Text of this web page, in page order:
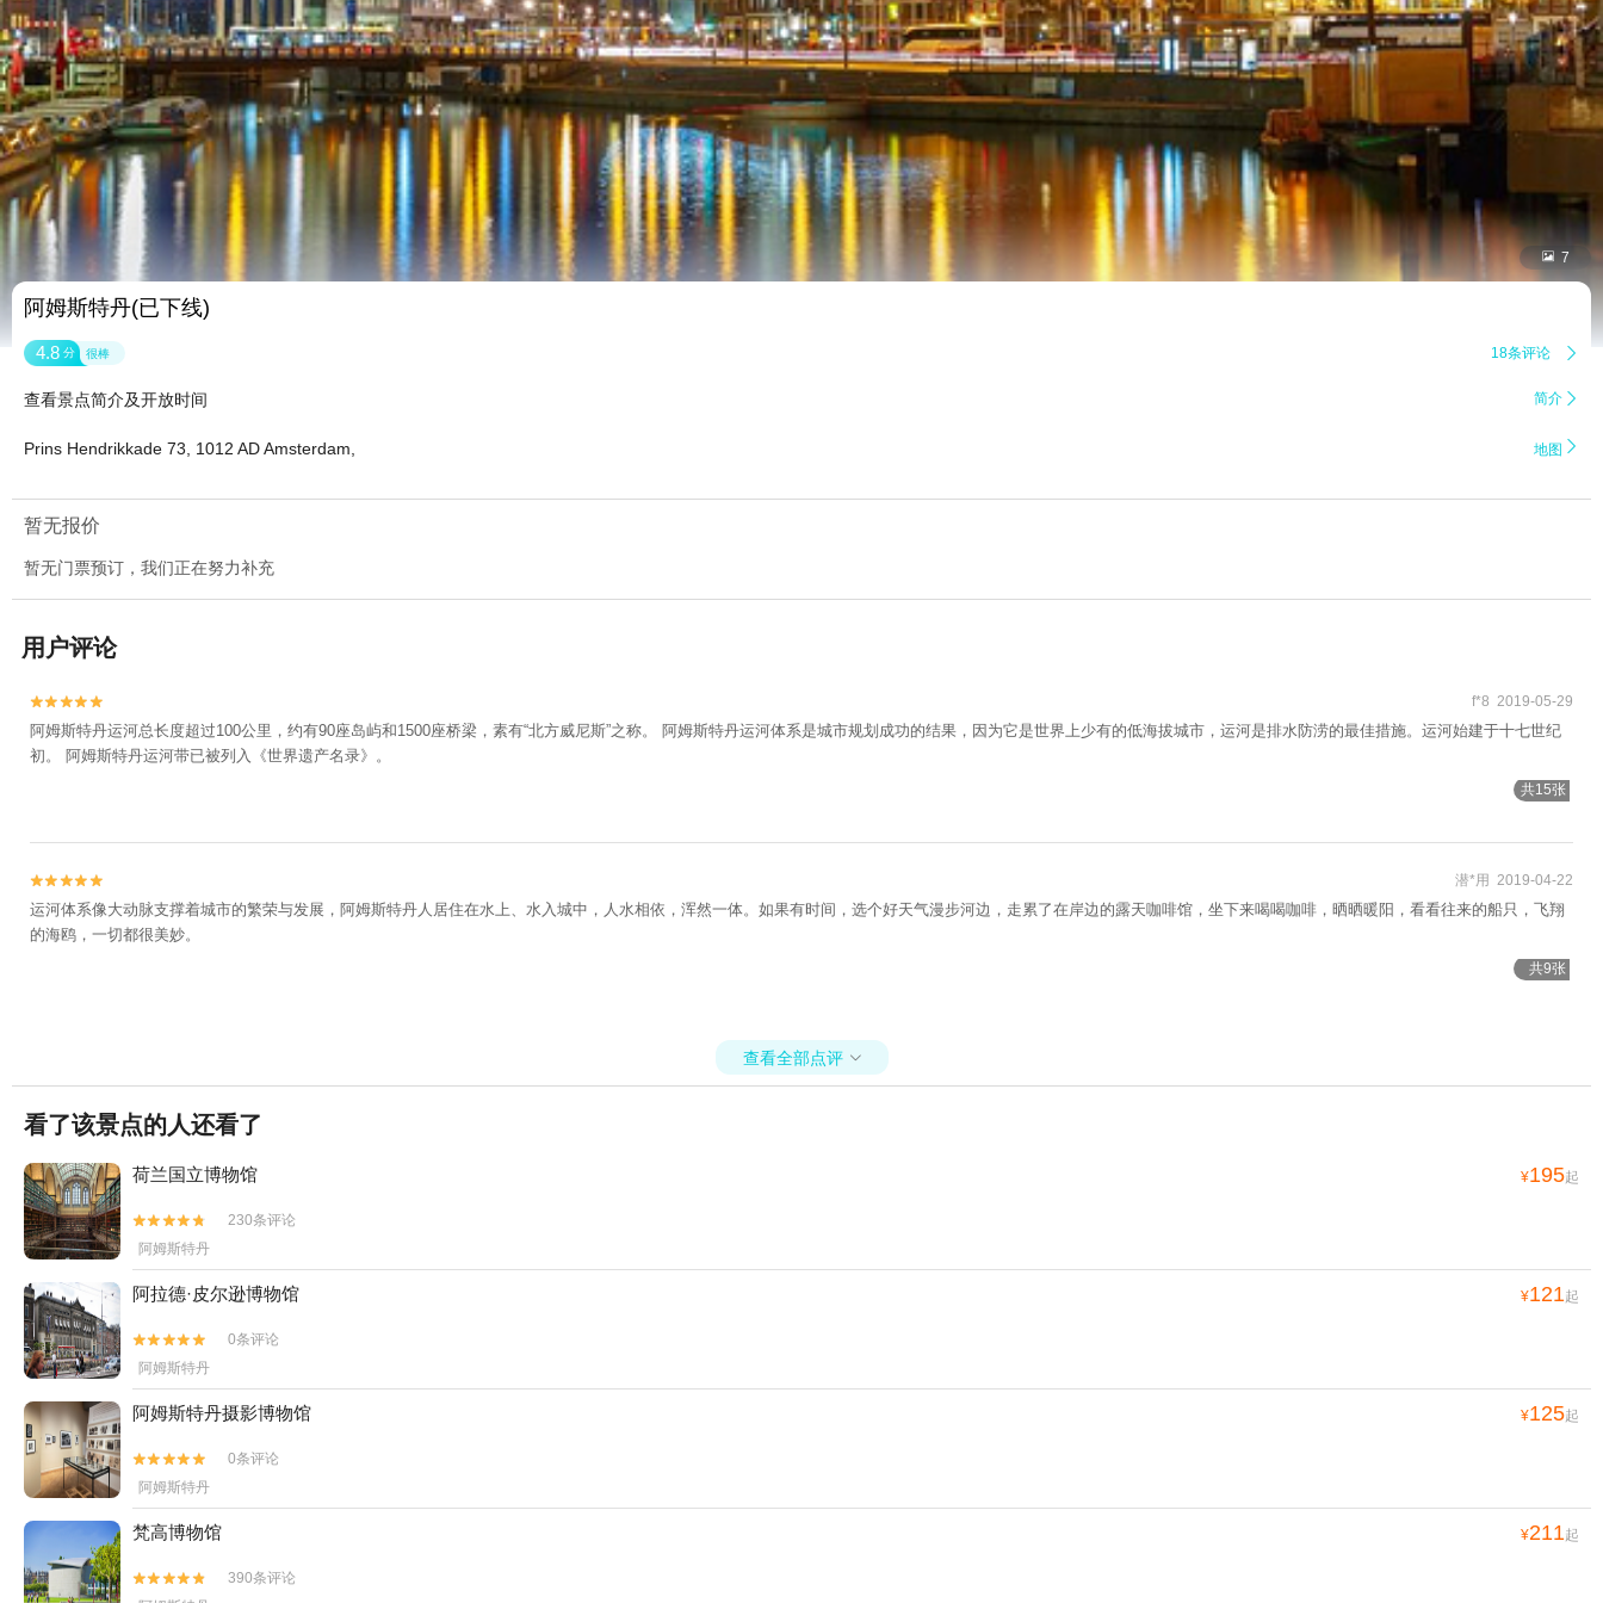
 7
阿姆斯特丹(已下线)
4.8 分 很棒 18条评论 
查看景点简介及开放时间 简介 
Prins Hendrikkade 73, 1012 AD Amsterdam, 地图 
暂无报价
暂无门票预订，我们正在努力补充
用户评论

 f*8 2019-05-29
阿姆斯特丹运河总长度超过100公里，约有90座岛屿和1500座桥梁，素有“北方威尼斯”之称。 阿姆斯特丹运河体系是城市规划成功的结果，因为它是世界上少有的低海拔城市，运河是排水防涝的最佳措施。运河始建于十七世纪
初。 阿姆斯特丹运河带已被列入《世界遗产名录》。
共15张

 潜*用 2019-04-22
运河体系像大动脉支撑着城市的繁荣与发展，阿姆斯特丹人居住在水上、水入城中，人水相依，浑然一体。如果有时间，选个好天气漫步河边，走累了在岸边的露天咖啡馆，坐下来喝喝咖啡，晒晒暖阳，看看往来的船只，飞翔
的海鸥，一切都很美妙。
共9张
查看全部点评 
看了该景点的人还看了
荷兰国立博物馆 ¥195起


230条评论
阿姆斯特丹
阿拉德·皮尔逊博物馆 ¥121起


0条评论
阿姆斯特丹
阿姆斯特丹摄影博物馆 ¥125起


0条评论
阿姆斯特丹
梵高博物馆 ¥211起


390条评论